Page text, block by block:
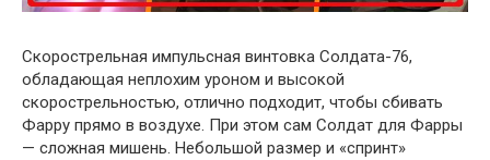
Скорострельная импульсная винтовка Солдата-76,
обладающая неплохим уроном и высокой
скорострельностью, отлично подходит, чтобы сбивать
Фарру прямо в воздухе. При этом сам Солдат для Фарры
— сложная мишень. Небольшой размер и «спринт»